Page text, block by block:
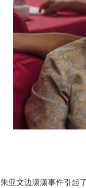
朱亚文边潇潇事件引起